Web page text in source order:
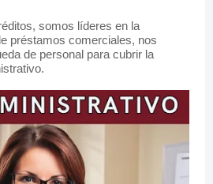
somos líderes en la
préstamos comerciales, nos
de personal para cubrir la